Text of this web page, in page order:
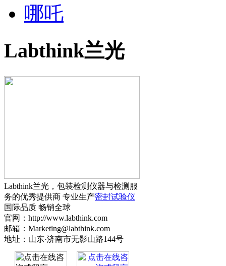
哪吒
Labthink兰光
Labthink兰光，包装检测仪器与检测服
务的优秀提供商 专业生产密封试验仪
国际品质 畅销全球
官网：http://www.labthink.com
邮箱：Marketing@labthink.com
地址：山东·济南市无影山路144号